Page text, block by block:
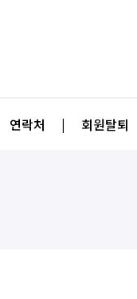
연락처 | 회원탈퇴